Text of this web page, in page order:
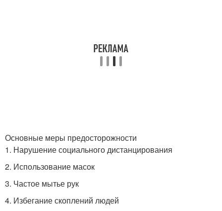
Основные меры предосторожности
1. Нарушение социального дистанцирования
2. Использование масок
3. Частое мытье рук
4. Избегание скоплений людей